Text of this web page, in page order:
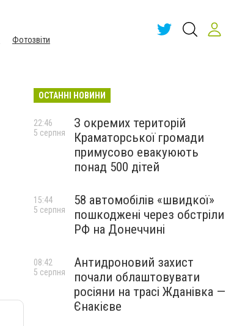
Фотозвіти
ОСТАННІ НОВИНИ
З окремих територій
Краматорської громади
примусово евакуюють
понад 500 дітей
22:46
5 серпня
58 автомобілів «швидкої»
пошкоджені через обстріли
РФ на Донеччині
15:44
5 серпня
Антидроновий захист
почали облаштовувати
росіяни на трасі Жданівка —
Єнакієве
08:42
5 серпня